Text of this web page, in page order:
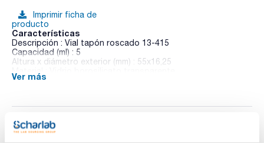
Imprimir ficha de
producto
Características
Descripción : Vial tapón roscado 13-415
Capacidad (ml) : 5
Altura x diámetro exterior (mm) : 55x16,25
Pack (u.) : 390
Ver más
Te puede interesar